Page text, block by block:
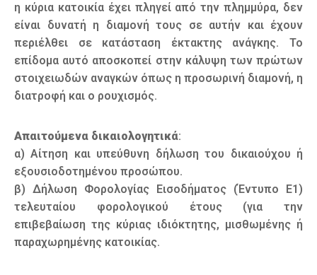
η κύρια κατοικία έχει πληγεί από την πλημμύρα, δεν
είναι δυνατή η διαμονή τους σε αυτήν και έχουν
περιέλθει σε κατάσταση έκτακτης ανάγκης. Το
επίδομα αυτό αποσκοπεί στην κάλυψη των πρώτων
στοιχειωδών αναγκών όπως η προσωρινή διαμονή, η
διατροφή και ο ρουχισμός.
Απαιτούμενα δικαιολογητικά:
α) Αίτηση και υπεύθυνη δήλωση του δικαιούχου ή
εξουσιοδοτημένου προσώπου.
β) Δήλωση Φορολογίας Εισοδήματος (Έντυπο Ε1)
τελευταίου φορολογικού έτους (για την
επιβεβαίωση της κύριας ιδιόκτητης, μισθωμένης ή
παραχωρημένης κατοικίας.